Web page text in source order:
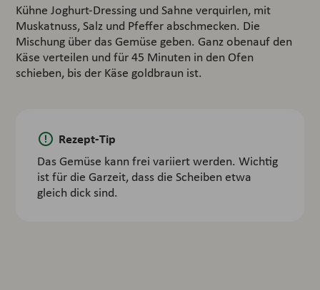
Kühne Joghurt-Dressing und Sahne verquirlen, mit
Muskatnuss, Salz und Pfeffer abschmecken. Die
Mischung über das Gemüse geben. Ganz obenauf den
Käse verteilen und für 45 Minuten in den Ofen
schieben, bis der Käse goldbraun ist.
Rezept-Tip
Das Gemüse kann frei variiert werden. Wichtig
ist für die Garzeit, dass die Scheiben etwa
gleich dick sind.